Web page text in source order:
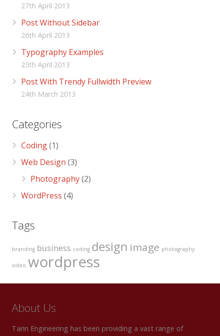
27th April 2013
Post Without Sidebar
26th April 2013
Typography Examples
25th April 2013
Post With Trendy Fullwidth Preview
24th March 2013
Categories
Coding(1)
Web Design (3)
Photography(2)
WordPress (4)
Tags
branding business coding design image photography
video wordpress
About Us
Tarin Engineering has been providing a vast range of